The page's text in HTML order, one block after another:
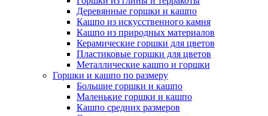
Деревянные горшки и кашпо
Кашпо из искусственного камня
Кашпо из природных материалов
Керамические горшки для цветов
Пластиковые горшки для цветов
Металлические кашпо и горшки
Горшки и кашпо по размеру
Большие горшки и кашпо
Маленькие горшки и кашпо
Кашпо средних размеров